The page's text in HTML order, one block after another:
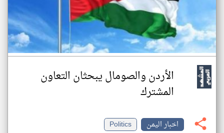
الأردن والصومال يبحثان التعاون
المشترك
اخبار اليمن Politics